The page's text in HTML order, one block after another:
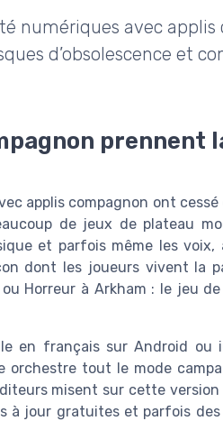
numériques avec applis
d’obsolescence et
prennent
applis compagnon ont
de jeux de plateau
et parfois même les
dont les joueurs vivent la
Horreur à Arkham : le jeu
en français sur Android
orchestre tout le mode
misent sur cette
à jour gratuites et parfois